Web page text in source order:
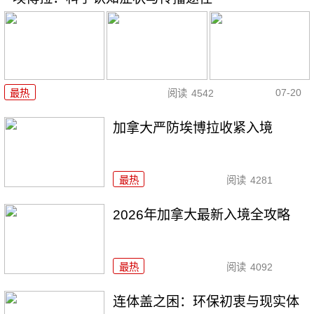
最热 阅读 4542 07-20
加拿大严防埃博拉收紧入境
最热 阅读 4281
2026年加拿大最新入境全攻略
最热 阅读 4092
连体盖之困：环保初衷与现实体